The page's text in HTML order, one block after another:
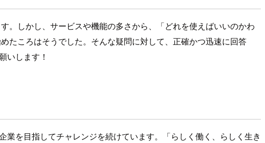
。しかし、サービスや機能の多さから、「どれを使えばいいのかわ
たころはそうでした。そんな疑問に対して、正確かつ迅速に回答
いします！
を目指してチャレンジを続けています。「らしく働く、らしく生き